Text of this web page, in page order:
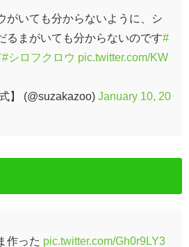
がいても分からないように、シ
るまがいても分からないのです#
#シロフクロウ pic.twitter.com/KW
】 (@suzakazoo) January 10, 20
作った pic.twitter.com/Gh0r9LY3